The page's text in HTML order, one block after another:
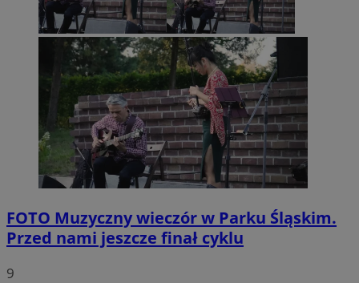
FOTO Muzyczny wieczór w Parku Śląskim.
Przed nami jeszcze finał cyklu
9